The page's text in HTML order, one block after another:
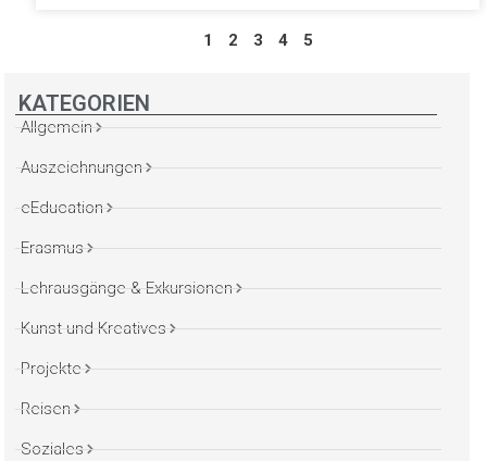
1 2 3 4 5
KATEGORIEN
Allgemein
Auszeichnungen
eEducation
Erasmus
Lehrausgänge & Exkursionen
Kunst und Kreatives
Projekte
Reisen
Soziales